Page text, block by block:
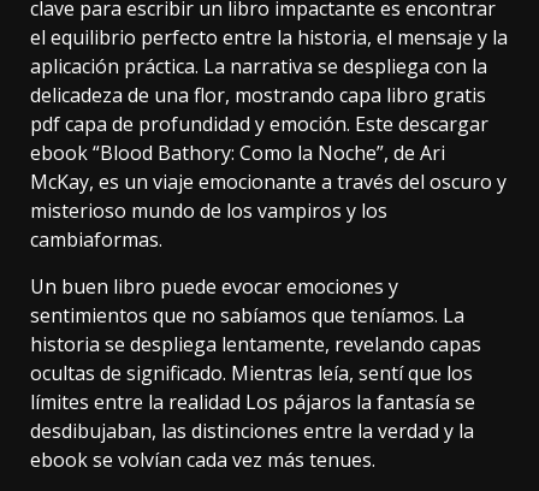
clave para escribir un libro impactante es encontrar
el equilibrio perfecto entre la historia, el mensaje y la
aplicación práctica. La narrativa se despliega con la
delicadeza de una flor, mostrando capa libro gratis
pdf capa de profundidad y emoción. Este descargar
ebook “Blood Bathory: Como la Noche”, de Ari
McKay, es un viaje emocionante a través del oscuro y
misterioso mundo de los vampiros y los
cambiaformas.
Un buen libro puede evocar emociones y
sentimientos que no sabíamos que teníamos. La
historia se despliega lentamente, revelando capas
ocultas de significado. Mientras leía, sentí que los
límites entre la realidad Los pájaros la fantasía se
desdibujaban, las distinciones entre la verdad y la
ebook se volvían cada vez más tenues.